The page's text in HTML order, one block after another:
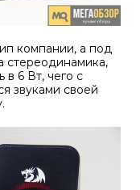
компании, а под
стереодинамика,
6 Вт, чего с
звуками своей